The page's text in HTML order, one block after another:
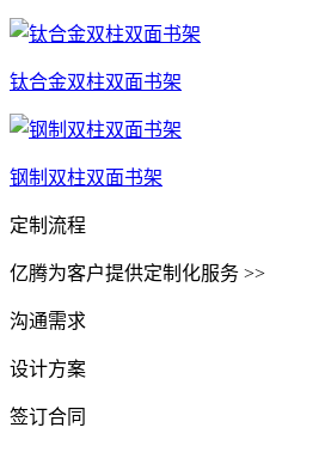
钛合金双柱双面书架
钢制双柱双面书架
定制流程
亿腾为客户提供定制化服务 >>
沟通需求
设计方案
签订合同